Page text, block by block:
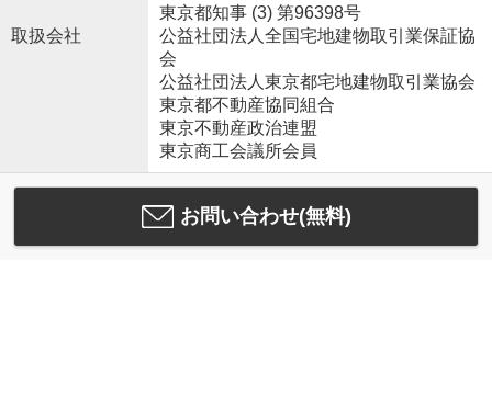
取扱会社
東京都知事 (3) 第96398号
公益社団法人全国宅地建物取引業保証協
会
公益社団法人東京都宅地建物取引業協会
東京都不動産協同組合
東京不動産政治連盟
東京商工会議所会員
お問い合わせ(無料)